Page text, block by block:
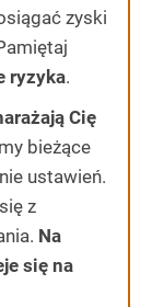
zyski
ryzyka.
Cię
bieżące
ustawień.
z
Na
się na